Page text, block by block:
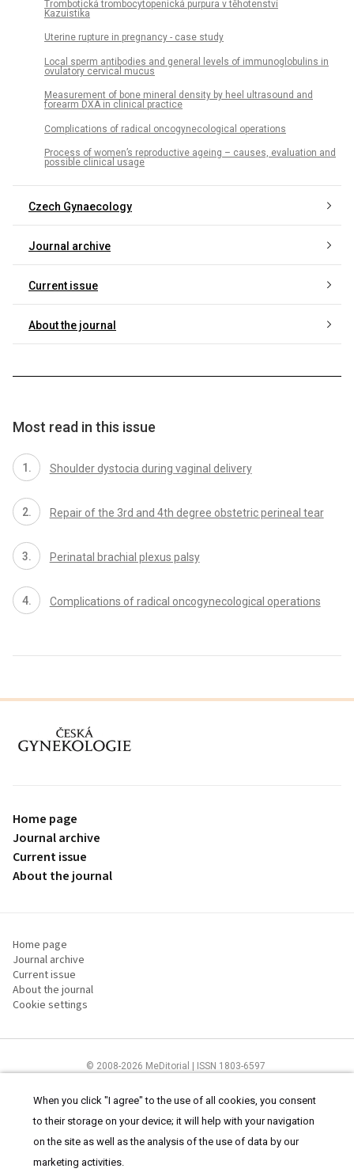
Trombotická trombocytopenická purpura v těhotenství
Kazuistika
Uterine rupture in pregnancy - case study
Local sperm antibodies and general levels of immunoglobulins in
ovulatory cervical mucus
Measurement of bone mineral density by heel ultrasound and
forearm DXA in clinical practice
Complications of radical oncogynecological operations
Process of women’s reproductive ageing – causes, evaluation and
possible clinical usage
Czech Gynaecology
Journal archive
Current issue
About the journal
Most read in this issue
Shoulder dystocia during vaginal delivery
Repair of the 3rd and 4th degree obstetric perineal tear
Perinatal brachial plexus palsy
Complications of radical oncogynecological operations
proLékaře.cz
Home page
Journal archive
Current issue
About the journal
Home page
Journal archive
Current issue
About the journal
Cookie settings
© 2008-2026 MeDitorial | ISSN 1803-6597
Useandcookies statement.
When you click "I agree" to the use of all cookies, you consent
to their storage on your device; it will help with your navigation
on the site as well as the analysis of the use of data by our
marketing activities.